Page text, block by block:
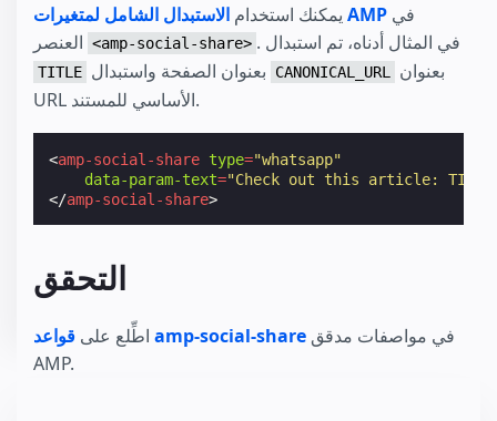
يمكنك استخدام الاستبدال الشامل لمتغيرات AMP
<amp-social-share> . في المثال أدناه، تم استبدال
TITLE CANONICAL_URL
URL الأساسي للمستند.
<amp-social-share type="whatsapp"
data-param-text="Check out this article: TITLE -
</amp-social-share>
التحقق
اطِّلع على قواعد amp-social-share
AMP.